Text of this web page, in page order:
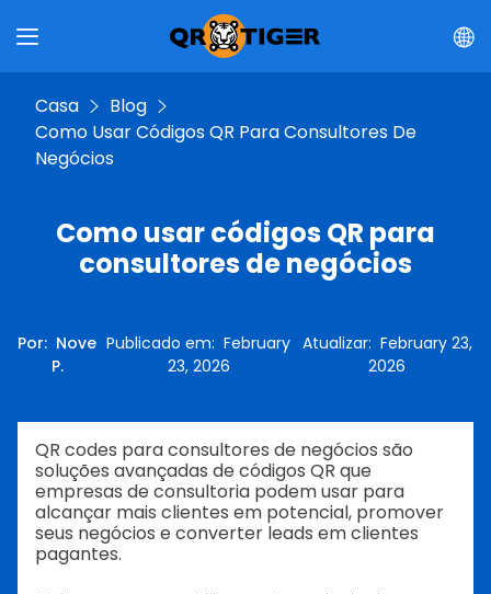
Casa
Blog
Como Usar Códigos QR Para Consultores De
Negócios
Como usar códigos QR para
consultores de negócios
Por: Nove
P.
Publicado em:February
23, 2026
Atualizar: February 23,
2026
QR codes para consultores de negócios são
soluções avançadas de códigos QR que
empresas de consultoria podem usar para
alcançar mais clientes em potencial, promover
seus negócios e converter leads em clientes
pagantes.